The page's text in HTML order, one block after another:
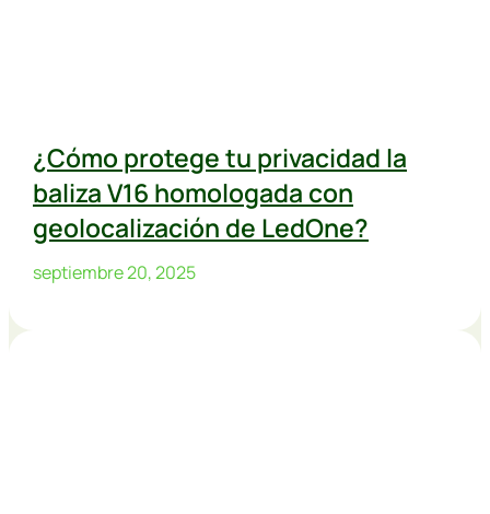
¿Cómo protege tu privacidad la
baliza V16 homologada con
geolocalización de LedOne?
septiembre 20, 2025